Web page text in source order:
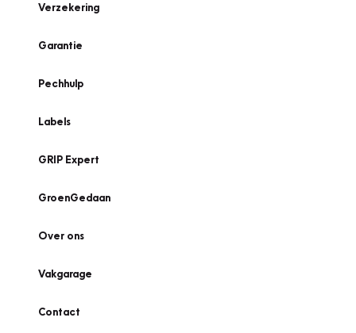
Verzekering
Garantie
Pechhulp
Labels
GRIP Expert
GroenGedaan
Over ons
Vakgarage
Contact